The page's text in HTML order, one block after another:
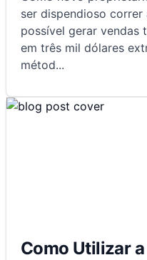
ser dispendioso
possível gerar vendas
em três mil dólares
métod...
Como Utilizar